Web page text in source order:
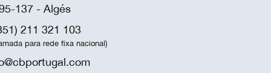
137 - Algés
211 321 103
para rede fixa nacional)